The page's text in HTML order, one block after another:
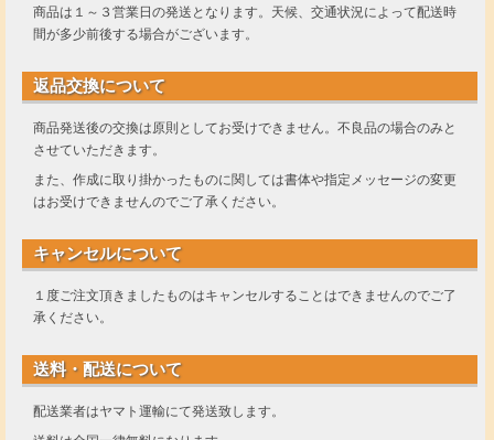
商品は１～３営業日の発送となります。天候、交通状況によって配送時
間が多少前後する場合がございます。
返品交換について
商品発送後の交換は原則としてお受けできません。不良品の場合のみと
させていただきます。
また、作成に取り掛かったものに関しては書体や指定メッセージの変更
はお受けできませんのでご了承ください。
キャンセルについて
１度ご注文頂きましたものはキャンセルすることはできませんのでご了
承ください。
送料・配送について
配送業者はヤマト運輸にて発送致します。